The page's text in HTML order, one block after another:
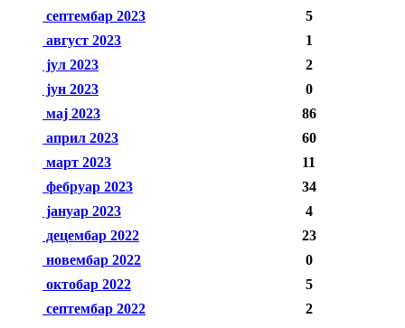
септембар 2023
5
август 2023
1
јул 2023
2
јун 2023
0
мај 2023
86
април 2023
60
март 2023
11
фебруар 2023
34
јануар 2023
4
децембар 2022
23
новембар 2022
0
октобар 2022
5
септембар 2022
2